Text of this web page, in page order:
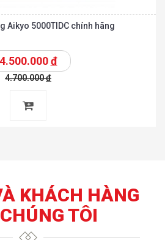
Aikyo 5000TIDC chính hãng
4.500.000đ
4.700.000đ
KHÁCH HÀNG
TÔI